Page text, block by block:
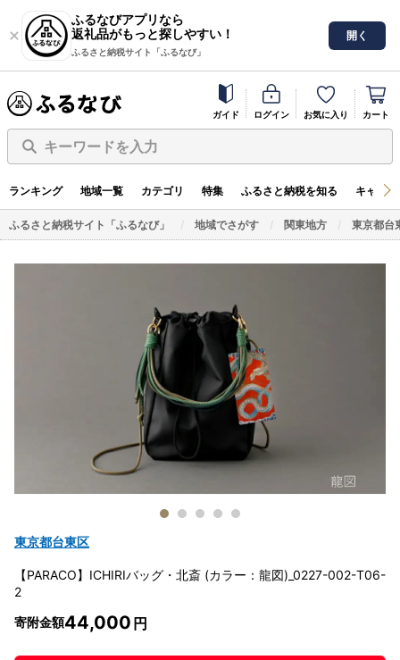
ふるなびアプリなら
返礼品がもっと探しやすい！
ふるさと納税サイト「ふるなび」
開く
ガイド ログイン お気に入り カート
キーワードを入力
ランキング 地域一覧 カテゴリ 特集 ふるさと納税を知る キャン
ふるさと納税サイト「ふるなび」 地域でさがす 関東地方 東京都台
東京都台東区
【PARACO】ICHIRIバッグ・北斎 (カラー：龍図)_0227-002-T06-
2
寄附金額44,000